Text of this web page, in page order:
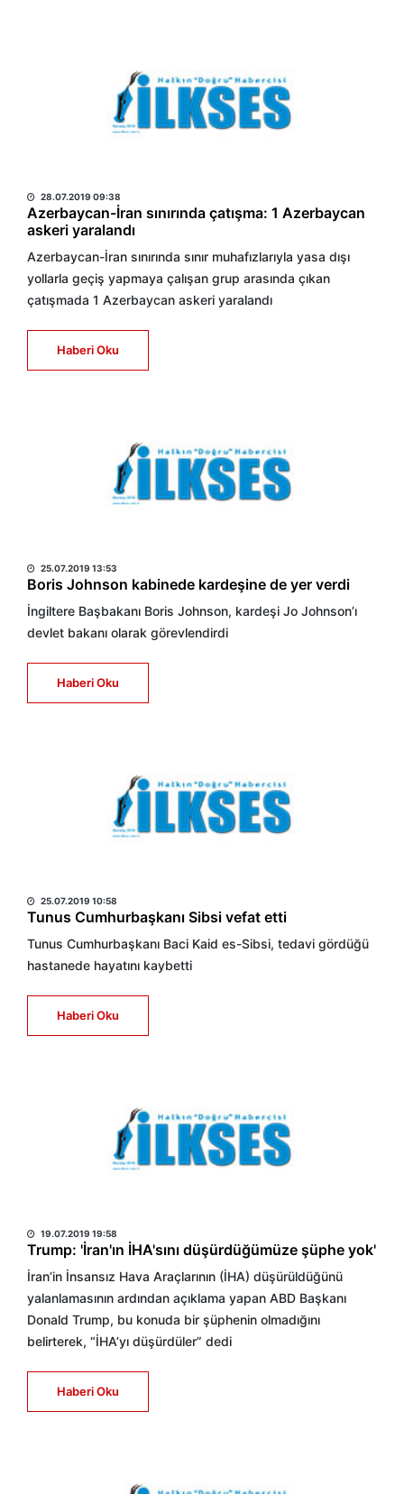
28.07.2019 09:38
Azerbaycan-İran sınırında çatışma: 1 Azerbaycan
askeri yaralandı
Azerbaycan-İran sınırında sınır muhafızlarıyla yasa dışı
yollarla geçiş yapmaya çalışan grup arasında çıkan
çatışmada 1 Azerbaycan askeri yaralandı
Haberi Oku
25.07.2019 13:53
Boris Johnson kabinede kardeşine de yer verdi
İngiltere Başbakanı Boris Johnson, kardeşi Jo Johnson’ı
devlet bakanı olarak görevlendirdi
Haberi Oku
25.07.2019 10:58
Tunus Cumhurbaşkanı Sibsi vefat etti
Tunus Cumhurbaşkanı Baci Kaid es-Sibsi, tedavi gördüğü
hastanede hayatını kaybetti
Haberi Oku
19.07.2019 19:58
Trump: 'İran'ın İHA'sını düşürdüğümüze şüphe yok'
İran’in İnsansız Hava Araçlarının (İHA) düşürüldüğünü
yalanlamasının ardından açıklama yapan ABD Başkanı
Donald Trump, bu konuda bir şüphenin olmadığını
belirterek, “İHA’yı düşürdüler” dedi
Haberi Oku